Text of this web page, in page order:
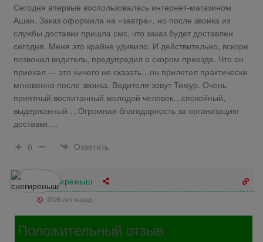
Сегодня впервые воспользовалась интернет-магазином
Ашан. Заказ оформила на «завтра», но после звонка из
службы доставки пришла смс, что заказ будет доставлен
сегодня. Меня это крайне удивило. И действительно, вскоре
позвонил водитель, предупредил о скором приезде. Что он
приехал — это ничего не сказать…он прилетел практически
мгновенно после звонка. Водителя зовут Тимур. Очень
приятный воспитанный молодой человек…спокойный,
выдержанный….Огромная благодарность за организацию
доставки….
0
Ответить
снегиреныш
2026 лет назад
Положительный отзыв